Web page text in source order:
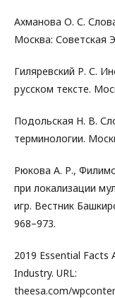
Ахманова О. С.
Москва: Советская
Гиляревский Р. С.
русском тексте.
Подольская Н. В.
терминологии.
Рюкова А. Р.,
при локализации
игр. Вестник
968–973.
2019 Essential Facts
Industry. URL:
theesa.com/